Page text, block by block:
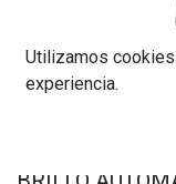
LINTERNA
Utilizamos cookies
experiencia.